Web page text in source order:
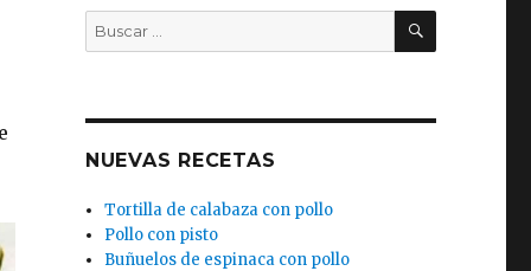
Buscar
por:
BUSCAR
NUEVAS RECETAS
Tortilla de calabaza con pollo
Pollo con pisto
Buñuelos de espinaca con pollo